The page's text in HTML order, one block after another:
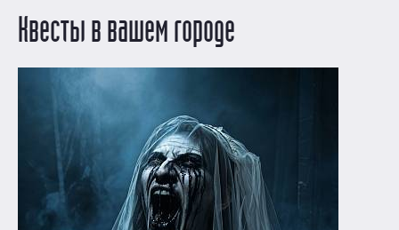
Квесты в вашем городе